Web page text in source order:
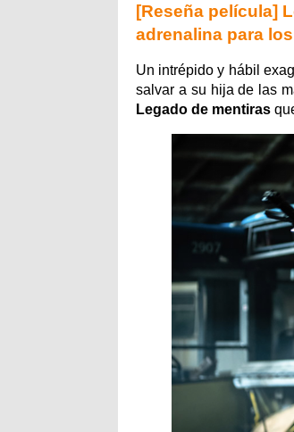
[Reseña película]
adrenalina para
Un intrépido y hábil
salvar a su hija de las
Legado de mentiras